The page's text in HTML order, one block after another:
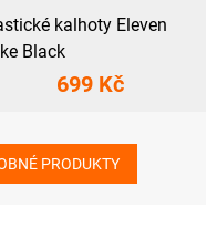
kalhoty Eleven
Black
699 Kč
PRODUKTY